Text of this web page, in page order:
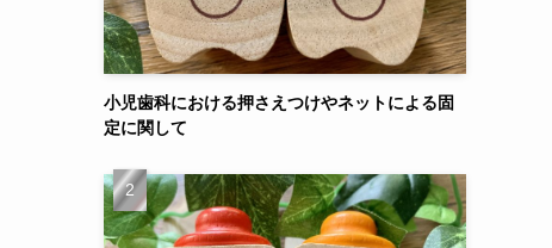
小児歯科における押さえつけやネットによる固
定に関して